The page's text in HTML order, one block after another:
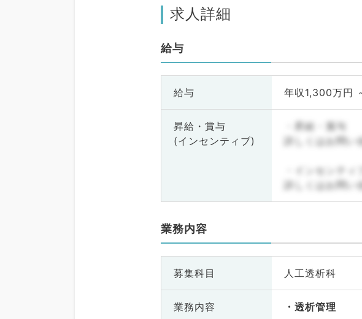
求人詳細
給与
給与 年収1,300万円
昇給・賞与
(インセンティブ)
・昇給・賞与
詳しくはお問
・インセンティブ
詳しくはお問
業務内容
募集科目 人工透析科
業務内容 透析管理